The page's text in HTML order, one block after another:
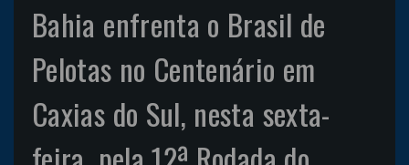
Bahia enfrenta o Brasil de
Pelotas no Centenário em
Caxias do Sul, nesta sexta-